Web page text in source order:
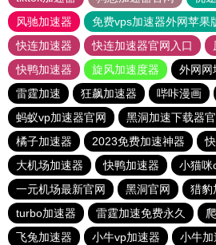
风驰加速器
免费vps加速器外网苹果
快连加速器
快连加速器官网入口
快鸭加速器
旋风加速度器 外网网
雷霆加速
狂飙加速器 哔咔漫画
蚂蚁vp加速器官网
黑洞加速下载器
橘子加速器
2023免费加速神器
大机场加速器
快鸭加速器
小猫咪
一元机场最新官网
黑洞官网
猎豹
turbo加速器
雷霆加速免费永久
飞兔加速器
小牛vp加速器 小牛加